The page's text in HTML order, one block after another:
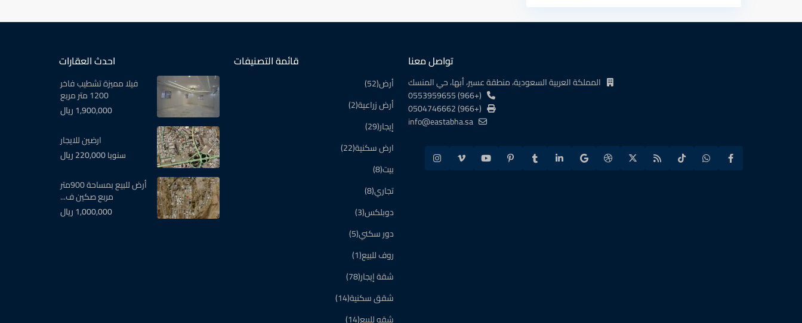
تواصل معنا
المملكة العربية السعودية، منطقة عسير، أبها، حي المنسك
(+966) 0553959655
(+966) 0504746662
info@eastabha.sa
قائمة التصنيفات
أرض(52)
أرض زراعية(2)
إيجار(29)
ارض سكنية(22)
بيت(8)
تجاري(8)
دوبلكس(3)
دور سكني(5)
روف للبيع(1)
شقة إيجار(78)
شقق سكنية(14)
شقه للبيع(14)
احدث العقارات
فيلا مميزة تشطيب فاخر
1200 متر مربع
1,900,000 ريال
ارضين للايجار
سنويا
أرض للبيع بمساحة 900متر
مربع صكين ف...
1,000,000 ريال